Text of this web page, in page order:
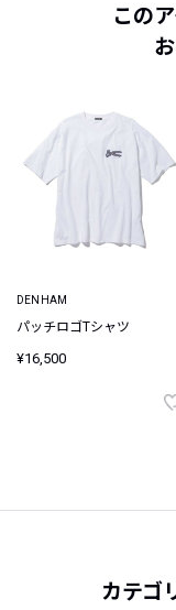
この
DENHAM
パッチロゴTシャツ
¥16,500
カテゴ